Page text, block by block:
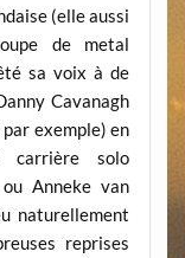
(elle aussi
de metal
sa voix à de
Cavanagh
par exemple) en
carrière solo
Anneke van
naturellement
reprises